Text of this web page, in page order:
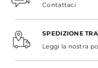
Contattaci
SPEDIZIONE
Leggi la nostra